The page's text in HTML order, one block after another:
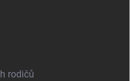
rodičů